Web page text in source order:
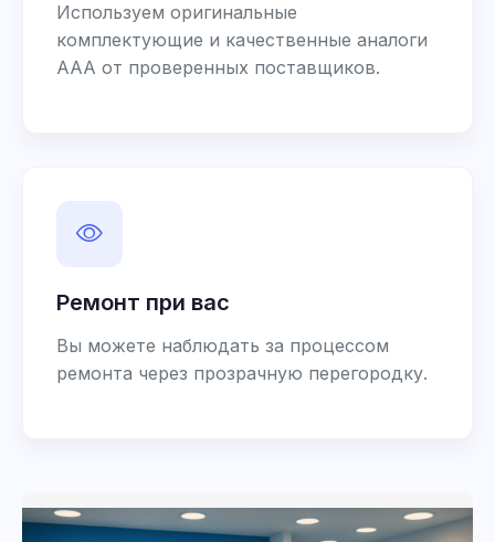
Используем оригинальные
комплектующие и качественные аналоги
AAA от проверенных поставщиков.
Ремонт при вас
Вы можете наблюдать за процессом
ремонта через прозрачную перегородку.